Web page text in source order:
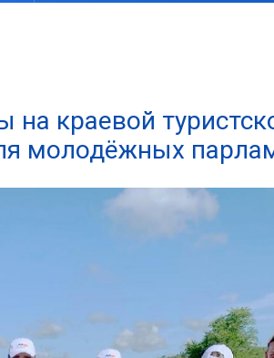
на краевой
молодёжных